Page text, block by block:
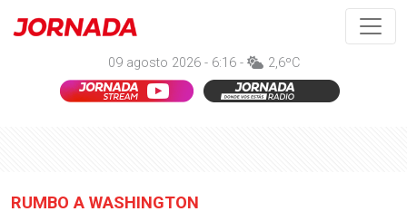
09 agosto 2026 - 6:16 - 2,6ºC
RUMBO A WASHINGTON